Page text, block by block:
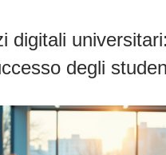
digitali
degli